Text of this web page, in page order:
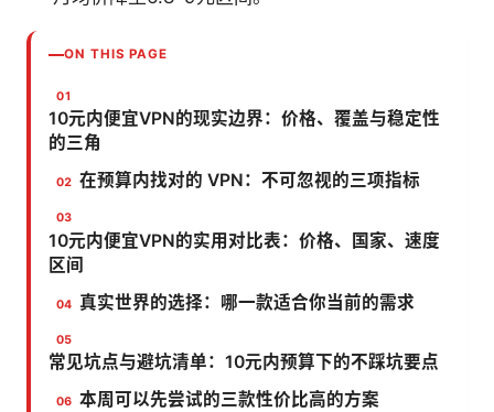
ON THIS PAGE
10元内便宜VPN的现实边界：价格、覆盖与稳定性
的三角
在预算内找对的 VPN：不可忽视的三项指标
10元内便宜VPN的实用对比表：价格、国家、速度
区间
真实世界的选择：哪一款适合你当前的需求
常见坑点与避坑清单：10元内预算下的不踩坑要点
本周可以先尝试的三款性价比高的方案